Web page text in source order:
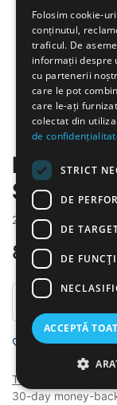
2026-6-17
8.00 lei
Add to
Terms and
30-day money-
Folosim cookie-
conținutul,
traficul. De
informații despre
cu partenerii
care le pot
care le-ați
colectat din
de
STRICT
DE
DE
DE
ACCEPTĂ